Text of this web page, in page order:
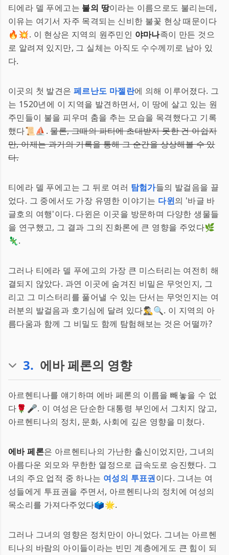
티에라 델 푸에고는 불의 땅이라는 이름으로도 불리는데,
이유는 여기서 자주 목격되는 신비한 불꽃 현상 때문이다
🔥💥. 이 현상은 지역의 원주민인 야마나족이 만든 것으
로 알려져 있지만, 그 실체는 아직도 수수께끼로 남아 있
다.
이곳의 첫 발견은 페르난도 마젤란에 의해 이루어졌다. 그
는 1520년에 이 지역을 발견하면서, 이 땅에 살고 있는 원
주민들이 불을 피우며 춤을 추는 모습을 목격했다고 기록
했다📜⛵.물론, 그때의 파티에 초대받지 못한 건 아쉽지
만, 이제는 과거의 기록을 통해 그 순간을 상상해볼 수 있
다.
티에라 델 푸에고는 그 뒤로 여러 탐험가들의 발걸음을 끌
었다. 그 중에서도 가장 유명한 이야기는 다윈의 '바글 바
글호의 여행'이다. 다윈은 이곳을 방문하며 다양한 생물들
을 연구했고, 그 결과 그의 진화론에 큰 영향을 주었다🌿
🦎.
그러나 티에라 델 푸에고의 가장 큰 미스터리는 여전히 해
결되지 않았다. 과연 이곳에 숨겨진 비밀은 무엇인지, 그
리고 그 미스터리를 풀어낼 수 있는 단서는 무엇인지는 여
러분의 발걸음과 호기심에 달려 있다🕵️‍♂️🔍. 이 지역의 아
름다움과 함께 그 비밀도 함께 탐험해보는 것은 어떨까?
3. 에바 페론의 영향
아르헨티나를 얘기하며 에바 페론의 이름을 빼놓을 수 없
다🌹🎤. 이 여성은 단순한 대통령 부인에서 그치지 않고,
아르헨티나의 정치, 문화, 사회에 깊은 영향을 미쳤다.
에바 페론은 아르헨티나의 가난한 출신이었지만, 그녀의
아름다운 외모와 무한한 열정으로 급속도로 승진했다. 그
녀의 주요 업적 중 하나는 여성의 투표권이다. 그녀는 여
성들에게 투표권을 주면서, 아르헨티나의 정치에 여성의
목소리를 가져다주었다🗳️🌟.
그러나 그녀의 영향은 정치만이 아니었다. 그녀는 아르헨
티나의 바람의 아이들이라는 빈민 계층에게도 큰 힘이 되